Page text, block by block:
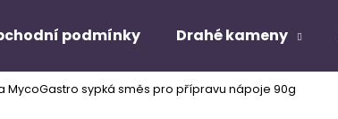
podmínky Drahé kameny
MycoGastro sypká směs pro přípravu nápoje 90g
Co potřebujete najít?